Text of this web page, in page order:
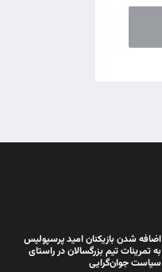
اضافه شدن بازیکنان امید پرسپولیس
به تمرینات تیم بزرگسالان در راستای
سیاست جوان‌گرایی